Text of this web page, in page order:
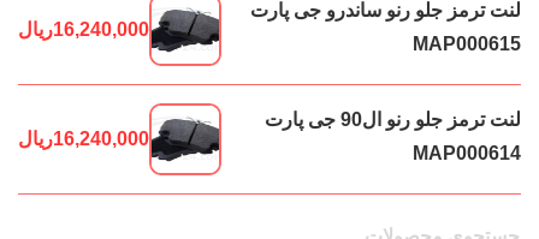
لنت ترمز جلو رنو ساندرو جی پارت
MAP000615
16,240,000ریال
لنت ترمز جلو رنو ال90 جی پارت
MAP000614
16,240,000ریال